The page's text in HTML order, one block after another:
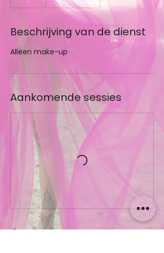
Beschrijving van de dienst
Alleen make-up
Aankomende sessies
Contactgegevens